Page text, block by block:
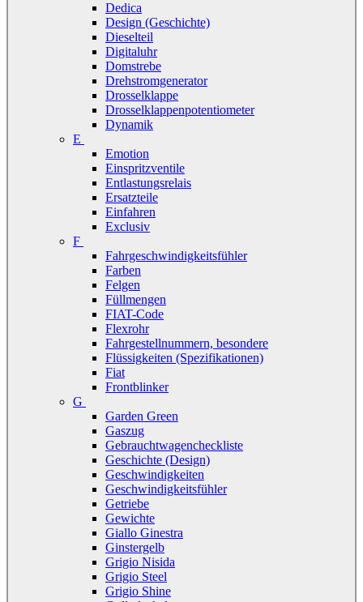
Dedica
Design (Geschichte)
Dieselteil
Digitaluhr
Domstrebe
Drehstromgenerator
Drosselklappe
Drosselklappenpotentiometer
Dynamik
E
Emotion
Einspritzventile
Entlastungsrelais
Ersatzteile
Einfahren
Exclusiv
F
Fahrgeschwindigkeitsfühler
Farben
Felgen
Füllmengen
FIAT-Code
Flexrohr
Fahrgestellnummern, besondere
Flüssigkeiten (Spezifikationen)
Fiat
Frontblinker
G
Garden Green
Gaszug
Gebrauchtwagencheckliste
Geschichte (Design)
Geschwindigkeiten
Geschwindigkeitsfühler
Getriebe
Gewichte
Giallo Ginestra
Ginstergelb
Grigio Nisida
Grigio Steel
Grigio Shine